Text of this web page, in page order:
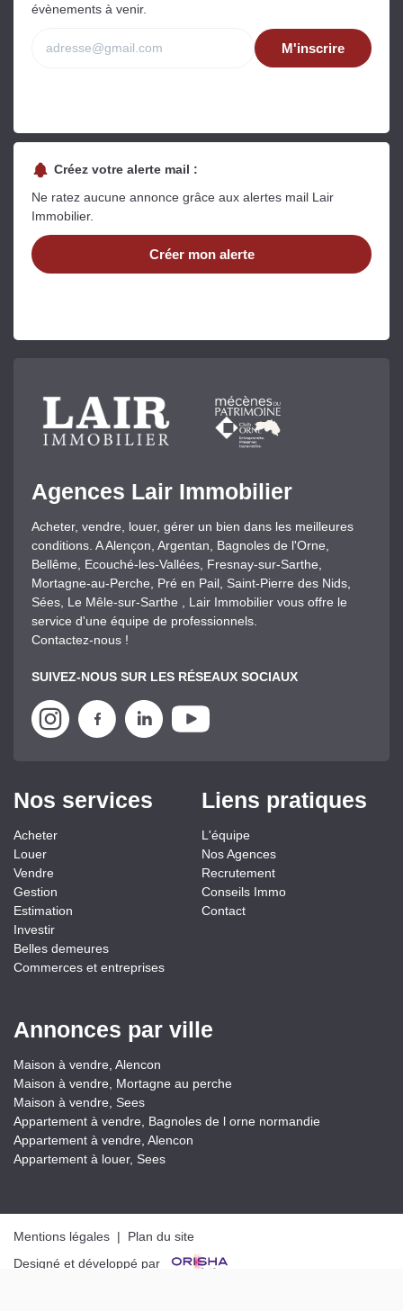
évènements à venir.
M'inscrire
Créez votre alerte mail :
Ne ratez aucune annonce grâce aux alertes mail Lair
Immobilier.
Créer mon alerte
Agences Lair Immobilier
Acheter, vendre, louer, gérer un bien dans les meilleures
conditions. A Alençon, Argentan, Bagnoles de l'Orne,
Bellême, Ecouché-les-Vallées, Fresnay-sur-Sarthe,
Mortagne-au-Perche, Pré en Pail, Saint-Pierre des Nids,
Sées, Le Mêle-sur-Sarthe , Lair Immobilier vous offre le
service d'une équipe de professionnels.
Contactez-nous !
SUIVEZ-NOUS SUR LES RÉSEAUX SOCIAUX
Nos services
Acheter
Louer
Vendre
Gestion
Estimation
Investir
Belles demeures
Commerces et entreprises
Liens pratiques
L'équipe
Nos Agences
Recrutement
Conseils Immo
Contact
Annonces par ville
Maison à vendre, Alencon
Maison à vendre, Mortagne au perche
Maison à vendre, Sees
Appartement à vendre, Bagnoles de l orne normandie
Appartement à vendre, Alencon
Appartement à louer, Sees
Mentions légales | Plan du site
Designé et développé par